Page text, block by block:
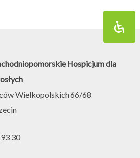
Hospicjum dla
Wielkopolskich 66/68
30